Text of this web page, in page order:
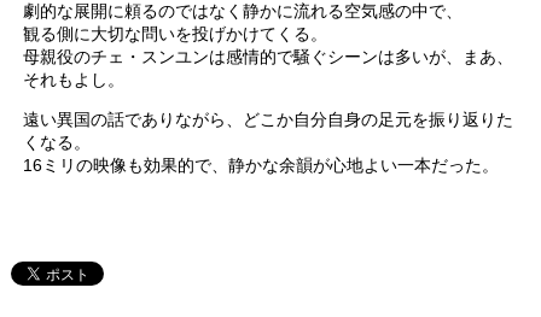
劇的な展開に頼るのではなく静かに流れる空気感の中で、
観る側に大切な問いを投げかけてくる。
母親役のチェ・スンユンは感情的で騒ぐシーンは多いが、まあ、
それもよし。
遠い異国の話でありながら、どこか自分自身の足元を振り返りた
くなる。
16ミリの映像も効果的で、静かな余韻が心地よい一本だった。